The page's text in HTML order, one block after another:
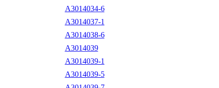
A3014034-6
A3014037-1
A3014038-6
A3014039
A3014039-1
A3014039-5